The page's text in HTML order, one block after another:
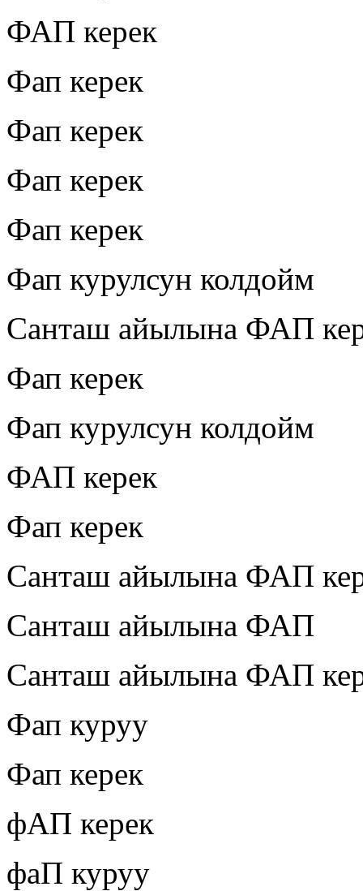
ФАП керек
Фап керек
Фап керек
Фап керек
Фап керек
Фап курулсун колдойм
Санташ айылына ФАП
Фап керек
Фап курулсун колдойм
ФАП керек
Фап керек
Санташ айылына ФАП
Санташ айылына ФАП
Санташ айылына ФАП
Фап куруу
Фап керек
фАП керек
фаП куруу